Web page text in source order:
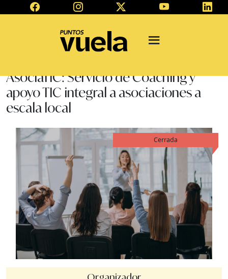
AsociaTIC: Servicio de Coaching y
apoyo TIC integral a asociaciones a
escala local
Cerrada